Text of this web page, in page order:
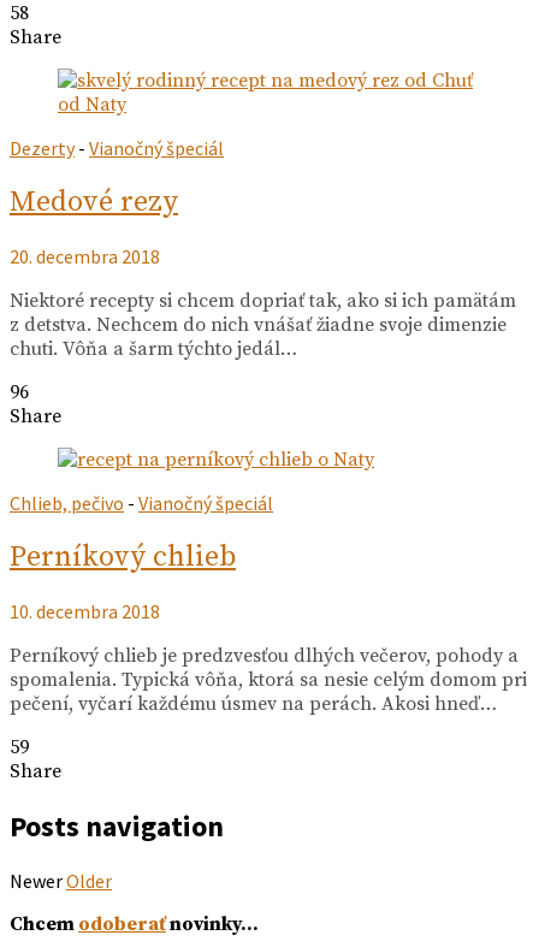
58
Share
Dezerty- Vianočný špeciál
Medové rezy
20. decembra 2018
Niektoré recepty si chcem dopriať tak, ako si ich pamätám
z detstva. Nechcem do nich vnášať žiadne svoje dimenzie
chuti. Vôňa a šarm týchto jedál…
96
Share
Chlieb, pečivo - Vianočný špeciál
Perníkový chlieb
10. decembra 2018
Perníkový chlieb je predzvesťou dlhých večerov, pohody a
spomalenia. Typická vôňa, ktorá sa nesie celým domom pri
pečení, vyčarí každému úsmev na perách. Akosi hneď…
59
Share
Posts navigation
NewerOlder
Chcem odoberaťnovinky…